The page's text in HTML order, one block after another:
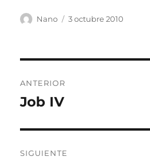
Autor
Nano
Publicado
3 octubre 2010
de
ANTERIOR
Entrada
Job IV
SIGUIENTE